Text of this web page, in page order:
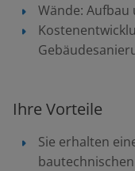
Wände:
Ihre Vorteile
Sie erhalten